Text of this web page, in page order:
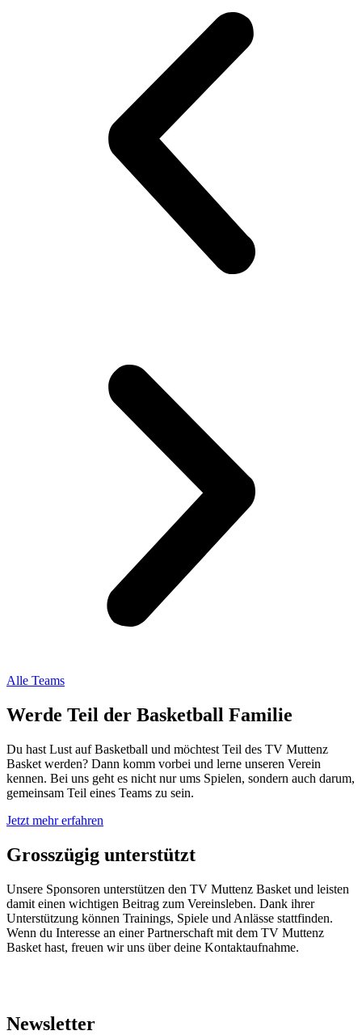
Alle Teams
Werde Teil der Basketball Familie
Du hast Lust auf Basketball und möchtest Teil des TV Muttenz
Basket werden? Dann komm vorbei und lerne unseren Verein
kennen. Bei uns geht es nicht nur ums Spielen, sondern auch darum,
gemeinsam Teil eines Teams zu sein.
Jetzt mehr erfahren
Grosszügig unterstützt
Unsere Sponsoren unterstützen den TV Muttenz Basket und leisten
damit einen wichtigen Beitrag zum Vereinsleben. Dank ihrer
Unterstützung können Trainings, Spiele und Anlässe stattfinden.
Wenn du Interesse an einer Partnerschaft mit dem TV Muttenz
Basket hast, freuen wir uns über deine Kontaktaufnahme.
Newsletter